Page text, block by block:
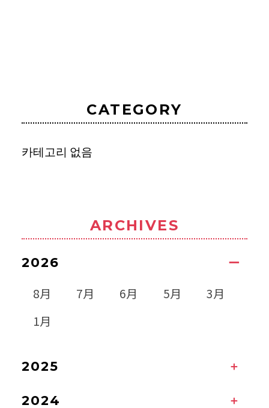
CATEGORY
카테고리 없음
ARCHIVES
2026
8月 7月 6月 5月
3月
1月
2025
2024